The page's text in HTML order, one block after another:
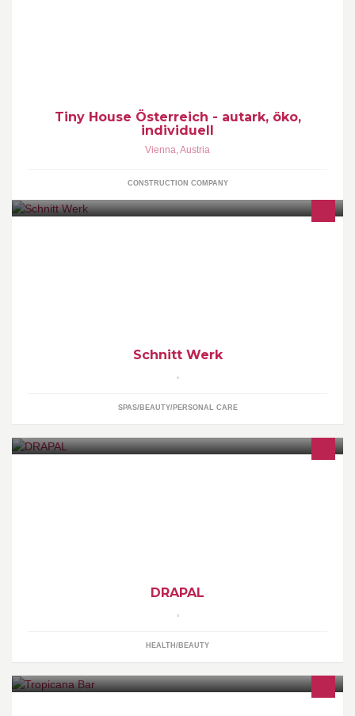
Tiny House Österreich - autark, öko,
individuell
Vienna,Austria
CONSTRUCTION COMPANY
Schnitt Werk
,
SPAS/BEAUTY/PERSONAL CARE
DRAPAL
,
HEALTH/BEAUTY